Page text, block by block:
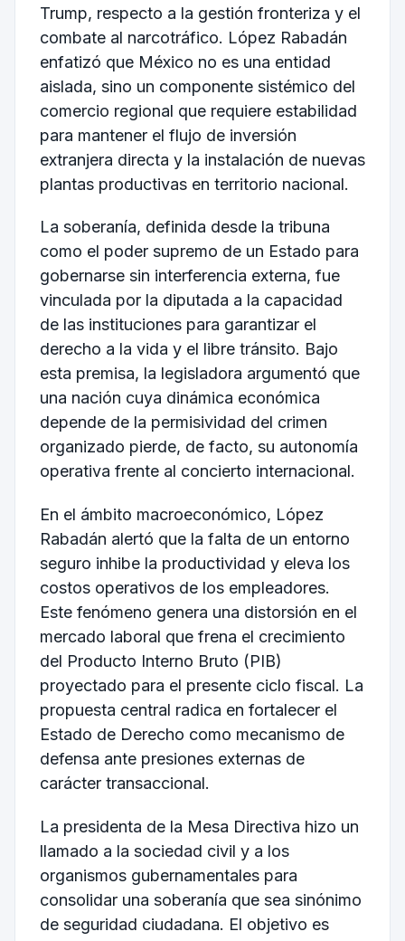
Trump, respecto a la gestión fronteriza y el
combate al narcotráfico. López Rabadán
enfatizó que México no es una entidad
aislada, sino un componente sistémico del
comercio regional que requiere estabilidad
para mantener el flujo de inversión
extranjera directa y la instalación de nuevas
plantas productivas en territorio nacional.
La soberanía, definida desde la tribuna
como el poder supremo de un Estado para
gobernarse sin interferencia externa, fue
vinculada por la diputada a la capacidad
de las instituciones para garantizar el
derecho a la vida y el libre tránsito. Bajo
esta premisa, la legisladora argumentó que
una nación cuya dinámica económica
depende de la permisividad del crimen
organizado pierde, de facto, su autonomía
operativa frente al concierto internacional.
En el ámbito macroeconómico, López
Rabadán alertó que la falta de un entorno
seguro inhibe la productividad y eleva los
costos operativos de los empleadores.
Este fenómeno genera una distorsión en el
mercado laboral que frena el crecimiento
del Producto Interno Bruto (PIB)
proyectado para el presente ciclo fiscal. La
propuesta central radica en fortalecer el
Estado de Derecho como mecanismo de
defensa ante presiones externas de
carácter transaccional.
La presidenta de la Mesa Directiva hizo un
llamado a la sociedad civil y a los
organismos gubernamentales para
consolidar una soberanía que sea sinónimo
de seguridad ciudadana. El objetivo es